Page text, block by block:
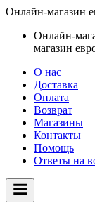
Онлайн-магазин
Онлайн-
магазин
О нас
Доставка
Оплата
Возврат
Магазины
Контакты
Помощь
Ответы на